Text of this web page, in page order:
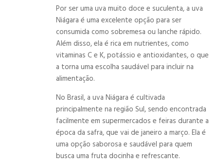
Por ser uma uva muito doce e suculenta, a uva
Niágara é uma excelente opção para ser
consumida como sobremesa ou lanche rápido.
Além disso, ela é rica em nutrientes, como
vitaminas C e K, potássio e antioxidantes, o que
a torna uma escolha saudável para incluir na
alimentação.
No Brasil, a uva Niágara é cultivada
principalmente na região Sul, sendo encontrada
facilmente em supermercados e feiras durante a
época da safra, que vai de janeiro a março. Ela é
uma opção saborosa e saudável para quem
busca uma fruta docinha e refrescante.